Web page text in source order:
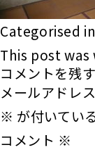
Categorised
This post
コメントを残す
メールアドレ
※ が付いてい
コメント ※